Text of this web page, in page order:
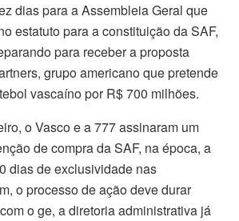
dias para a Assembleia Geral que
estatuto para a constituição da SAF,
para receber a proposta
grupo americano que pretende
vascaíno por R$ 700 milhões.
o Vasco e a 777 assinaram um
de compra da SAF, na época, a
dias de exclusividade nas
o processo de ação deve durar
o ge, a diretoria administrativa já